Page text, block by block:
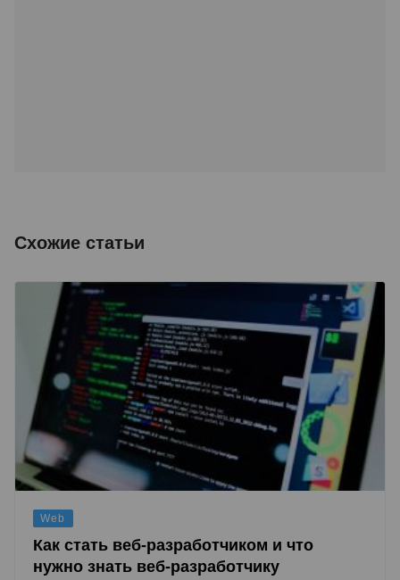
Схожие статьи
Web
Как стать веб-разработчиком и что
нужно знать веб-разработчику